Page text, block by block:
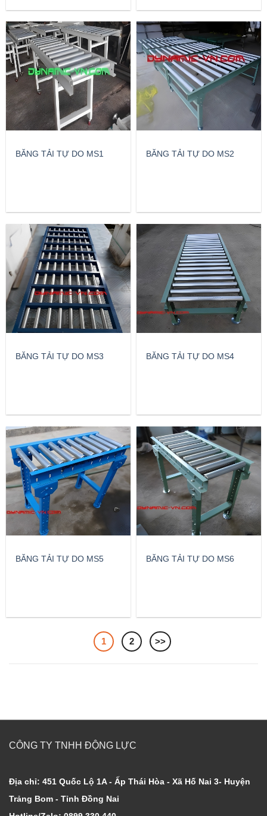
BĂNG TẢI TỰ DO MS1 BĂNG TẢI TỰ DO MS2
BĂNG TẢI TỰ DO MS3 BĂNG TẢI TỰ DO MS4
BĂNG TẢI TỰ DO MS5 BĂNG TẢI TỰ DO MS6
1 2 >>
CÔNG TY TNHH ĐỘNG LỰC
Địa chỉ: 451 Quốc Lộ 1A - Ấp Thái Hòa - Xã Hố Nai 3- Huyện
Trảng Bom - Tỉnh Đồng Nai